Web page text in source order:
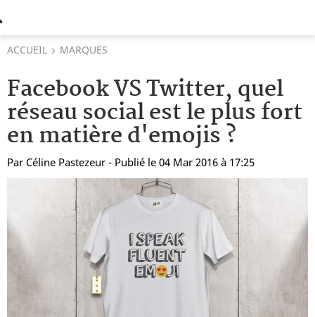
ACCUEIL MARQUES
Facebook VS Twitter, quel
réseau social est le plus fort
en matière d'emojis ?
Par Céline Pastezeur - Publié le 04 Mar 2016 à 17:25